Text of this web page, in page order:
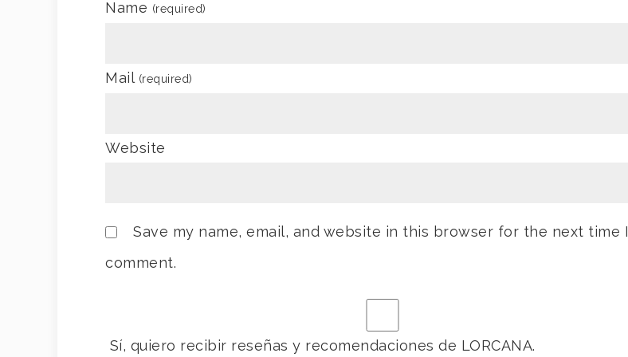
Name (required)
Mail (required)
Website
Save my name, email, and website in this browser for the next time I
comment.
Sí, quiero recibir reseñas y recomendaciones de LORCANA.